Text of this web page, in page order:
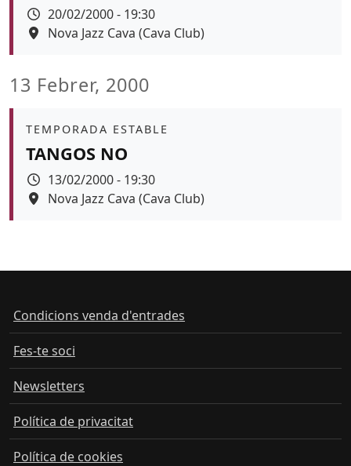
Data
20/02/2000 - 19:30
Espai
Nova Jazz Cava (Cava Club)
13 Febrer, 2000
Àmbit
TEMPORADA ESTABLE
TANGOS NO
Data
13/02/2000 - 19:30
Espai
Nova Jazz Cava (Cava Club)
Condicions venda d'entrades
Fes-te soci
Newsletters
Política de privacitat
Política de cookies